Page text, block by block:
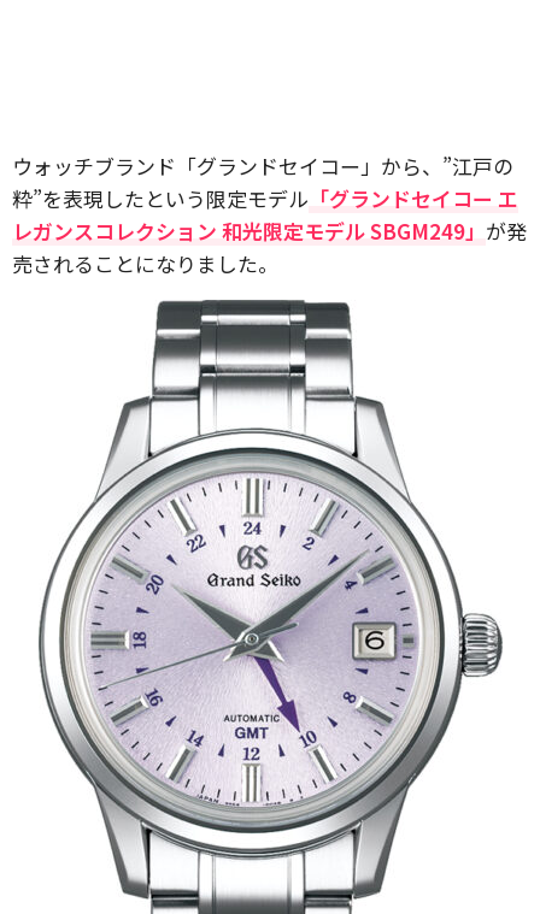
ウォッチブランド「グランドセイコー」から、”江戸の
粋”を表現したという限定モデル 「グランドセイコー エ
レガンスコレクション 和光限定モデル SBGM249」 が発
売されることになりました。